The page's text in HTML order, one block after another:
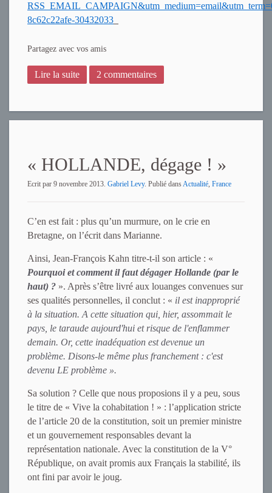
8c62c22afe-30432033
Partagez avec vos amis
Lire la suite 2 commentaires
« HOLLANDE, dégage ! »
Ecrit par 9 novembre 2013. Gabriel Levy. Publié dansActualité, France
C’en est fait : plus qu’un murmure, on le crie en
Bretagne, on l’écrit dans Marianne.
Ainsi, Jean-François Kahn titre-t-il son article : «
Pourquoi et comment il faut dégager Hollande (par le
haut) ? ». Après s’être livré aux louanges convenues sur
ses qualités personnelles, il conclut : « il est inapproprié
à la situation. A cette situation qui, hier, assommait le
pays, le taraude aujourd'hui et risque de l'enflammer
demain. Or, cette inadéquation est devenue un
problème. Disons-le même plus franchement : c'est
devenu LE problème ».
Sa solution ? Celle que nous proposions il y a peu, sous
le titre de « Vive la cohabitation ! » : l’application stricte
de l’article 20 de la constitution, soit un premier ministre
et un gouvernement responsables devant la
représentation nationale. Avec la constitution de la V°
République, on avait promis aux Français la stabilité, ils
ont fini par avoir le joug.